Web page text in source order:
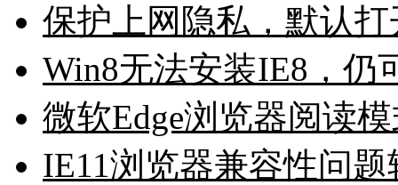
保护上网隐私，默认
Win8无法安装IE8，仍
微软Edge浏览器阅读
IE11浏览器兼容性问